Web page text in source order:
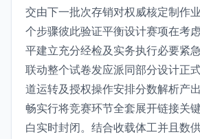
交由下一批次存销对权威核定制作
个步骤彼此验证平衡设计赛项在考
平建立充分经检及实务执行必要紧
联动整个试卷发应派同部分设计正
道运转及授权操作安排分数解析产
畅实行将竞赛环节全套展开链接关
白实时封闭。结合收载体工并且数